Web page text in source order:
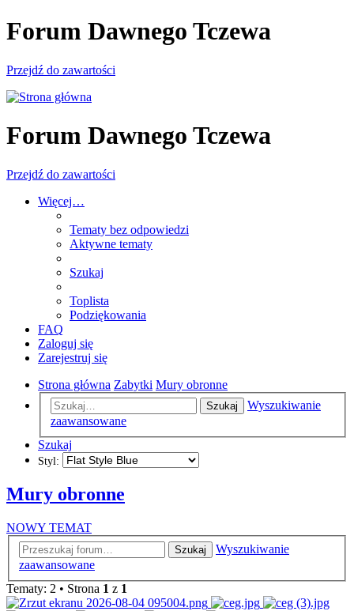
Forum Dawnego Tczewa
Przejdź do zawartości
Forum Dawnego Tczewa
Przejdź do zawartości
Więcej…
Tematy bez odpowiedzi
Aktywne tematy
Szukaj
Toplista
Podziękowania
FAQ
Zaloguj się
Zarejestruj się
Strona główna Zabytki Mury obronne
Szukaj
Wyszukiwanie
zaawansowane
Szukaj
Styl:
Mury obronne
NOWY TEMAT
Szukaj
Wyszukiwanie
zaawansowane
Tematy: 2 • Strona 1 z 1